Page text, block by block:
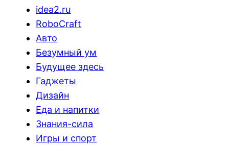
idea2.ru
RoboCraft
Авто
Безумный ум
Будущее здесь
Гаджеты
Дизайн
Еда и напитки
Знания-сила
Игры и спорт